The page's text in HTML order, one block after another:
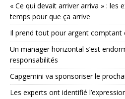
« Ce qui devait arriver arriva » : les
temps pour que ça arrive
Il prend tout pour argent comptant
Un manager horizontal s’est
responsabilités
Capgemini va sponsoriser le
Les experts ont identifié